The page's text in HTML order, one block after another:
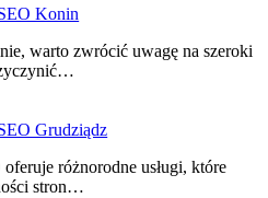
Konin
warto zwrócić uwagę na szeroki
Grudziądz
różnorodne usługi, które
stron…